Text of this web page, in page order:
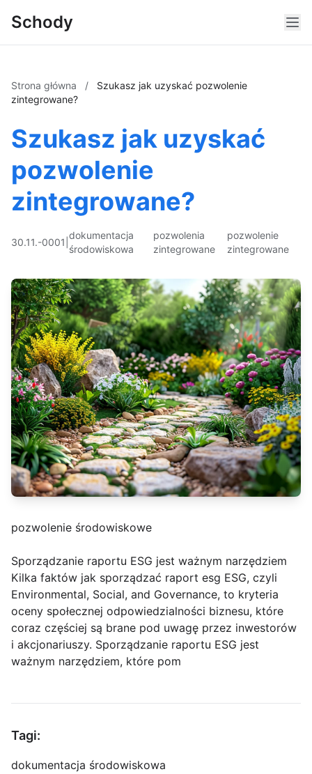
Schody
Strona główna /
Szukasz jak uzyskać pozwolenie
zintegrowane?
Szukasz jak uzyskać
pozwolenie
zintegrowane?
30.11.-0001
dokumentacja
środowiskowa
pozwolenia
zintegrowane
pozwolenie
zintegrowane
pozwolenie środowiskowe
Sporządzanie raportu ESG jest ważnym narzędziem
Kilka faktów jak sporządzać raport esg ESG, czyli
Environmental, Social, and Governance, to kryteria
oceny społecznej odpowiedzialności biznesu, które
coraz częściej są brane pod uwagę przez inwestorów
i akcjonariuszy. Sporządzanie raportu ESG jest
ważnym narzędziem, które pom
Tagi:
dokumentacja środowiskowa